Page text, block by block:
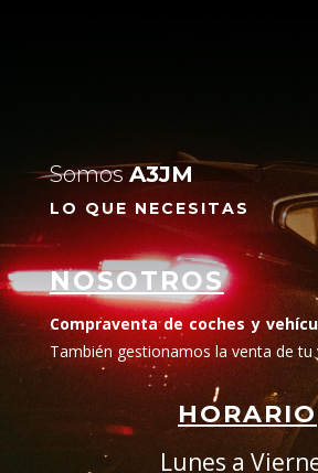
SomosA3JM
LO QUE NECESITAS
NOSOTROS
Compraventa de coches y
También gestionamos la venta de tu
HORARIO
Lunes a